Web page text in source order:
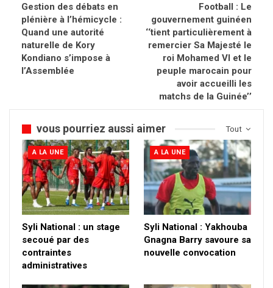
Gestion des débats en
plénière à l’hémicycle :
Quand une autorité
naturelle de Kory
Kondiano s’impose à
l’Assemblée
Football : Le
gouvernement guinéen
‘‘tient particulièrement à
remercier Sa Majesté le
roi Mohamed VI et le
peuple marocain pour
avoir accueilli les
matchs de la Guinée’’
Tout
vous pourriez aussi aimer
A LA UNE
Syli National : un stage
secoué par des
contraintes
administratives
A LA UNE
Syli National : Yakhouba
Gnagna Barry savoure sa
nouvelle convocation